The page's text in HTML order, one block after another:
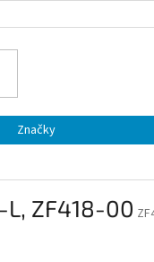
Značky
L, ZF418-00